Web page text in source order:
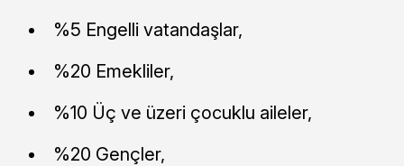
%5 Engelli vatandaşlar,
%20 Emekliler,
%10 Üç ve üzeri çocuklu aileler,
%20 Gençler,